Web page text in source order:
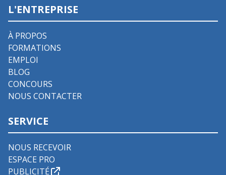
L'ENTREPRISE
À PROPOS
FORMATIONS
EMPLOI
BLOG
CONCOURS
NOUS CONTACTER
SERVICE
NOUS RECEVOIR
ESPACE PRO
PUBLICITÉ